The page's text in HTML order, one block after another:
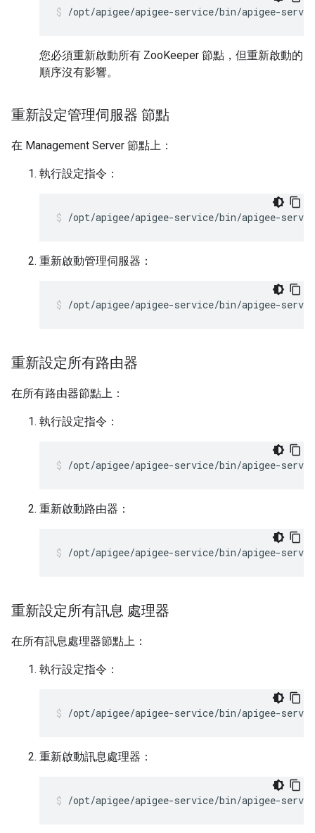
/opt/apigee/apigee-service/bin/apigee-
您必須重新啟動所有 ZooKeeper 節點，但重新啟動的
順序沒有影響。
重新設定管理伺服器 節點
在 Management Server 節點上：
執行設定指令：
/opt/apigee/apigee-service/bin/apigee-
重新啟動管理伺服器：
/opt/apigee/apigee-service/bin/apigee-
重新設定所有路由器
在所有路由器節點上：
執行設定指令：
/opt/apigee/apigee-service/bin/apigee-
重新啟動路由器：
/opt/apigee/apigee-service/bin/apigee-
重新設定所有訊息 處理器
在所有訊息處理器節點上：
執行設定指令：
/opt/apigee/apigee-service/bin/apigee-
重新啟動訊息處理器：
/opt/apigee/apigee-service/bin/apigee-